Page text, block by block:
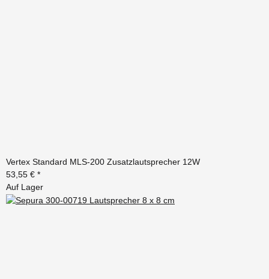
Vertex Standard MLS-200 Zusatzlautsprecher 12W
53,55 € *
Auf Lager